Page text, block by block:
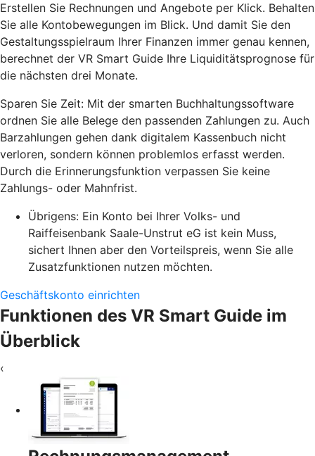
Erstellen Sie Rechnungen und Angebote per Klick. Behalten
Sie alle Kontobewegungen im Blick. Und damit Sie den
Gestaltungsspielraum Ihrer Finanzen immer genau kennen,
berechnet der VR Smart Guide Ihre Liquiditätsprognose für
die nächsten drei Monate.
Sparen Sie Zeit: Mit der smarten Buchhaltungssoftware
ordnen Sie alle Belege den passenden Zahlungen zu. Auch
Barzahlungen gehen dank digitalem Kassenbuch nicht
verloren, sondern können problemlos erfasst werden.
Durch die Erinnerungsfunktion verpassen Sie keine
Zahlungs- oder Mahnfrist.
Übrigens: Ein Konto bei Ihrer Volks- und
Raiffeisenbank Saale-Unstrut eG ist kein Muss,
sichert Ihnen aber den Vorteilspreis, wenn Sie alle
Zusatzfunktionen nutzen möchten.
Geschäftskonto einrichten
Funktionen des VR Smart Guide im
Überblick
‹